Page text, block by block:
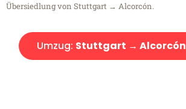
Übersiedlung von Stuttgart → Alcorcón.
Umzug: Stuttgart → Alcorcón